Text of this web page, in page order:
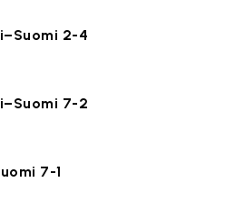
2-4
7-2
7-1